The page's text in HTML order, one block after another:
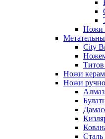
Ножи
City
Титов
Ножи
Ножи